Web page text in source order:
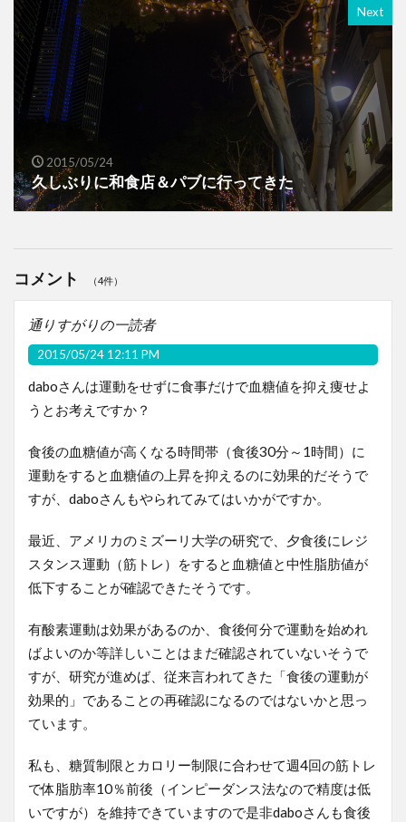
Next
2015/05/24
久しぶりに和食店＆パブに行ってきた
コメント （4件）
通りすがりの一読者
2015/05/24 12:11 PM
daboさんは運動をせずに食事だけで血糖値を抑え痩せよ
うとお考えですか？
食後の血糖値が高くなる時間帯（食後30分～1時間）に
運動をすると血糖値の上昇を抑えるのに効果的だそうで
すが、daboさんもやられてみてはいかがですか。
最近、アメリカのミズーリ大学の研究で、夕食後にレジ
スタンス運動（筋トレ）をすると血糖値と中性脂肪値が
低下することが確認できたそうです。
有酸素運動は効果があるのか、食後何分で運動を始めれ
ばよいのか等詳しいことはまだ確認されていないそうで
すが、研究が進めば、従来言われてきた「食後の運動が
効果的」であることの再確認になるのではないかと思っ
ています。
私も、糖質制限とカロリー制限に合わせて週4回の筋トレ
で体脂肪率10％前後（インピーダンス法なので精度は低
いですが）を維持できていますので是非daboさんも食後